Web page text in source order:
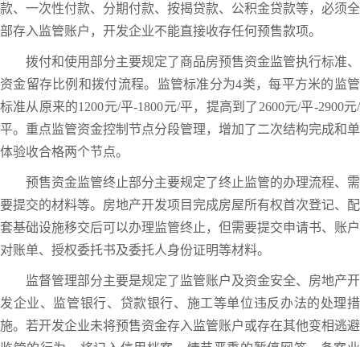
款、一次性付款、分期付款、按揭贷款、公积金贷款等，必须全
部存入监管账户，开发企业不能直接收存任何预售款项。
拨付和使用部分主要规定了商品房预售资金监管执行标准、
资金留存比例和拨付流程。监管标准分为4类，每平方米的监管
标准从原来的1200元/平-1800元/平，提高到了2600元/平-2900元/
平。重点监管资金控制节点分段管理，增加了二次结构完成和单
体验收合格两个节点。
预售资金监管终止部分主要规定了终止监管的办理流程、需
要提交的材料等。房地产开发项目完成房屋所有权首次登记、配
套基础设施移交后可以办理监管终止，但需要提交申请书、账户
对账单、授权委托书及委托人身份证明等材料。
监督管理部分主要是规定了监管账户及资金安全、房地产开
发企业、监管银行、贷款银行、施工等单位违反办法的处理措
施。若开发企业未将预售资金存入监管账户或存在其他变相逃避